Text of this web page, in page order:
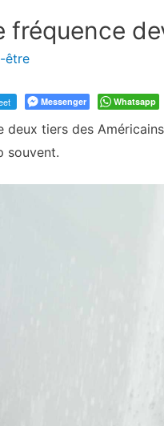
fréquence
être
Messenger Whatsapp
deux tiers des
souvent.